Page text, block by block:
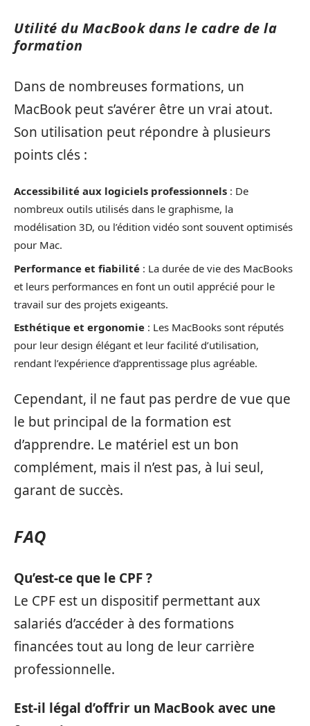
Utilité du MacBook dans le cadre de la
formation
Dans de nombreuses formations, un
MacBook peut s’avérer être un vrai atout.
Son utilisation peut répondre à plusieurs
points clés :
Accessibilité aux logiciels professionnels : De
nombreux outils utilisés dans le graphisme, la
modélisation 3D, ou l’édition vidéo sont souvent optimisés
pour Mac.
Performance et fiabilité : La durée de vie des MacBooks
et leurs performances en font un outil apprécié pour le
travail sur des projets exigeants.
Esthétique et ergonomie : Les MacBooks sont réputés
pour leur design élégant et leur facilité d’utilisation,
rendant l’expérience d’apprentissage plus agréable.
Cependant, il ne faut pas perdre de vue que
le but principal de la formation est
d’apprendre. Le matériel est un bon
complément, mais il n’est pas, à lui seul,
garant de succès.
FAQ
Qu’est-ce que le CPF ?
Le CPF est un dispositif permettant aux
salariés d’accéder à des formations
financées tout au long de leur carrière
professionnelle.
Est-il légal d’offrir un MacBook avec une